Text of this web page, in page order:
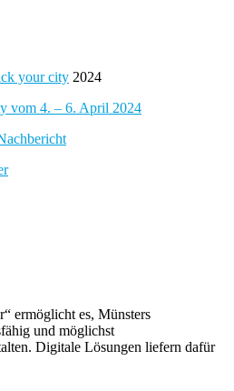
your city 2024
vom 4. – 6. April 2024
ermöglicht es, Münsters
und möglichst
Digitale Lösungen liefern dafür